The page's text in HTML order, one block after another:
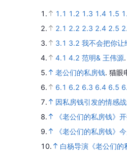
1. 1.1 1.2 1.3 1.4 1.5
2.
2.1 2.2 2.3 2.4 2.5
3.
3.1 3.2 我不会把你让
4.
4.1 4.2 范明& 王伟源
5.
老公们的私房钱. 猫眼
6.
6.1 6.2 6.3 6.4 6.5
7.
因私房钱引发的情感
8.
《老公们的私房钱》
9.
《老公们的私房钱》
10.
白杨导演《老公们